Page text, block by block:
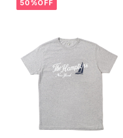
50%OFF